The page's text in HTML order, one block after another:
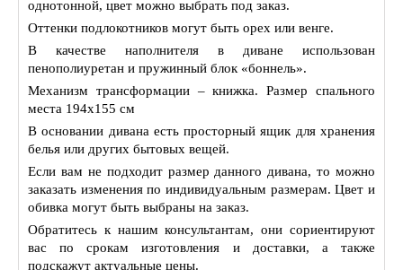
однотонной, цвет можно выбрать под заказ.
Оттенки подлокотников могут быть орех или венге.
В качестве наполнителя в диване использован
пенополиуретан и пружинный блок «боннель».
Механизм трансформации – книжка. Размер спального
места 194х155 см
В основании дивана есть просторный ящик для хранения
белья или других бытовых вещей.
Если вам не подходит размер данного дивана, то можно
заказать изменения по индивидуальным размерам. Цвет и
обивка могут быть выбраны на заказ.
Обратитесь к нашим консультантам, они сориентируют
вас по срокам изготовления и доставки, а также
подскажут актуальные цены.